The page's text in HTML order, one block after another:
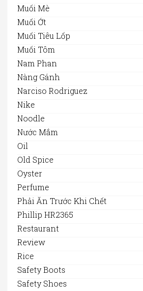
Muối Mè
Muối Ớt
Muối Tiêu Lốp
Muối Tôm
Nam Phan
Nàng Gánh
Narciso Rodriguez
Nike
Noodle
Nước Mắm
Oil
Old Spice
Oyster
Perfume
Phải Ăn Trước Khi Chết
Phillip HR2365
Restaurant
Review
Rice
Safety Boots
Safety Shoes